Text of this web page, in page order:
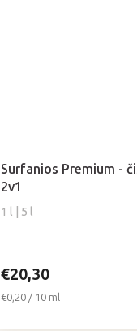
Surfanios Premium -
2v1
1 l | 5 l
hodnotenie
produktu
je
5,0
€20,30
Jednotková
€0,20 / 10 ml